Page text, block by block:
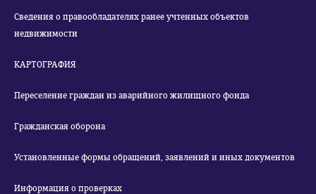
Сведения о правообладателях ранее учтенных объектов
недвижимости
КАРТОГРАФИЯ
Переселение граждан из аварийного жилищного фонда
Гражданская оборона
Установленные формы обращений, заявлений и иных документов
Информация о проверках